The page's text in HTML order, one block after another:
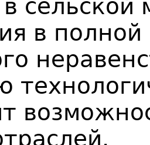
сельской
в